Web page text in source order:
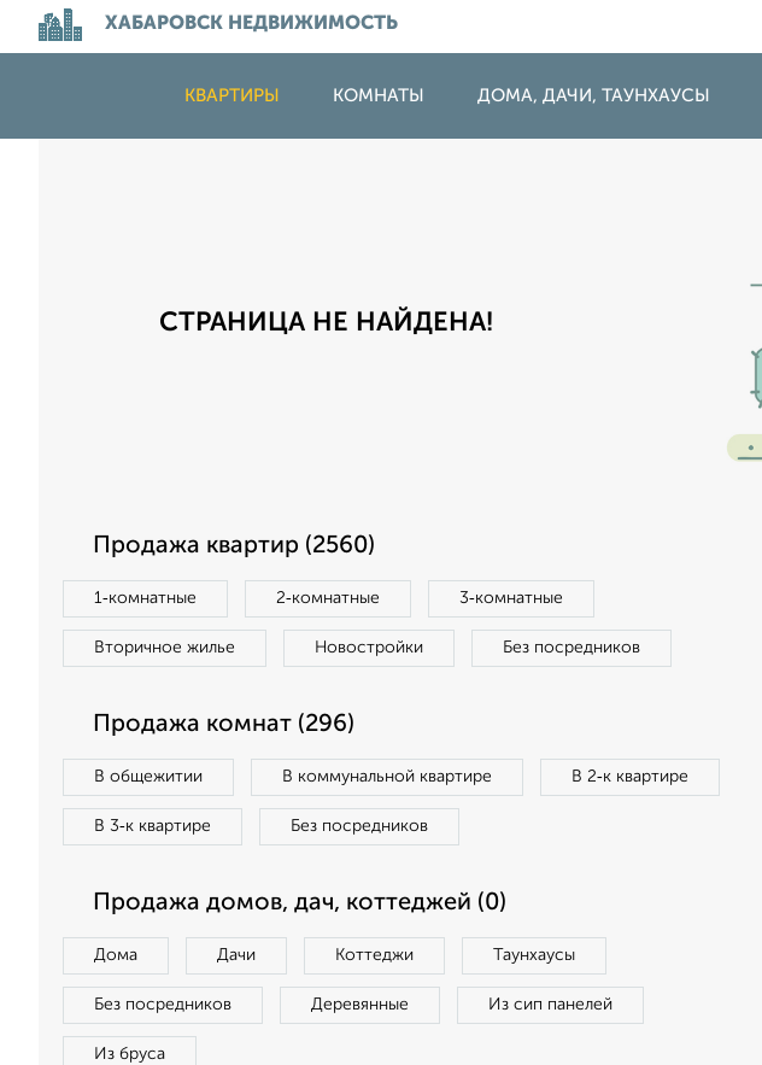
ХАБАРОВСК НЕДВИЖИМОСТЬ
КВАРТИРЫ КОМНАТЫ ДОМА, ДАЧИ, ТАУНХАУСЫ
СТРАНИЦА НЕ НАЙДЕНА!
Продажа квартир (2560)
1‑комнатные 2‑комнатные 3‑комнатные
Вторичное жилье Новостройки Без посредников
Продажа комнат (296)
В общежитии В коммунальной квартире В 2‑к квартире
В 3‑к квартире Без посредников
Продажа домов, дач, коттеджей (0)
Дома Дачи Коттеджи Таунхаусы
Без посредников Деревянные Из сип панелей
Из бруса